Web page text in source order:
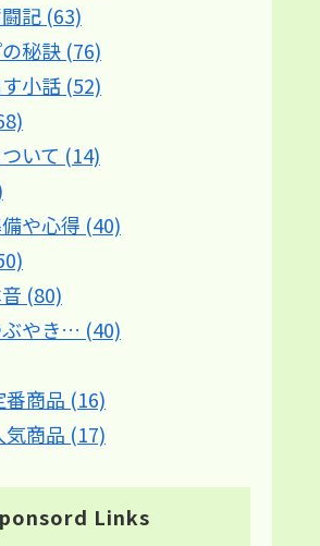
記 (63)
秘訣 (76)
小話 (52)
いて (14)
や心得 (40)
(80)
やき… (40)
商品 (16)
商品 (17)
Links